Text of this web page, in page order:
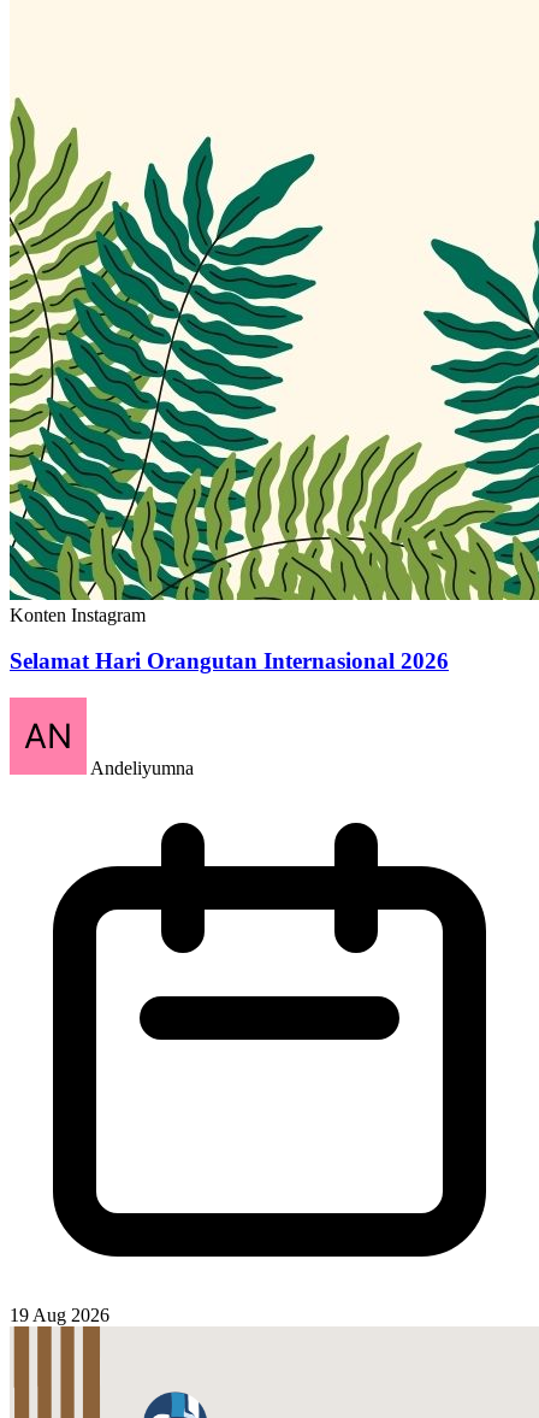
Konten Instagram
Selamat Hari Orangutan Internasional 2026
Andeliyumna
19 Aug 2026